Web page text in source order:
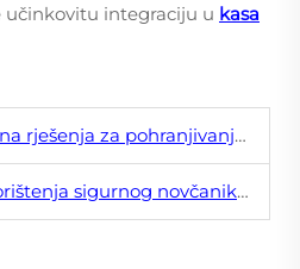
integraciju u kasa
za pohranjivanje za jedinstvene potrebe skladištenja
novčanika u maloprodajnim trgovinama